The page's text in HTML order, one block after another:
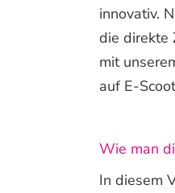
innovativ.
die direkte
mit
auf E-
Wie man
In diesem